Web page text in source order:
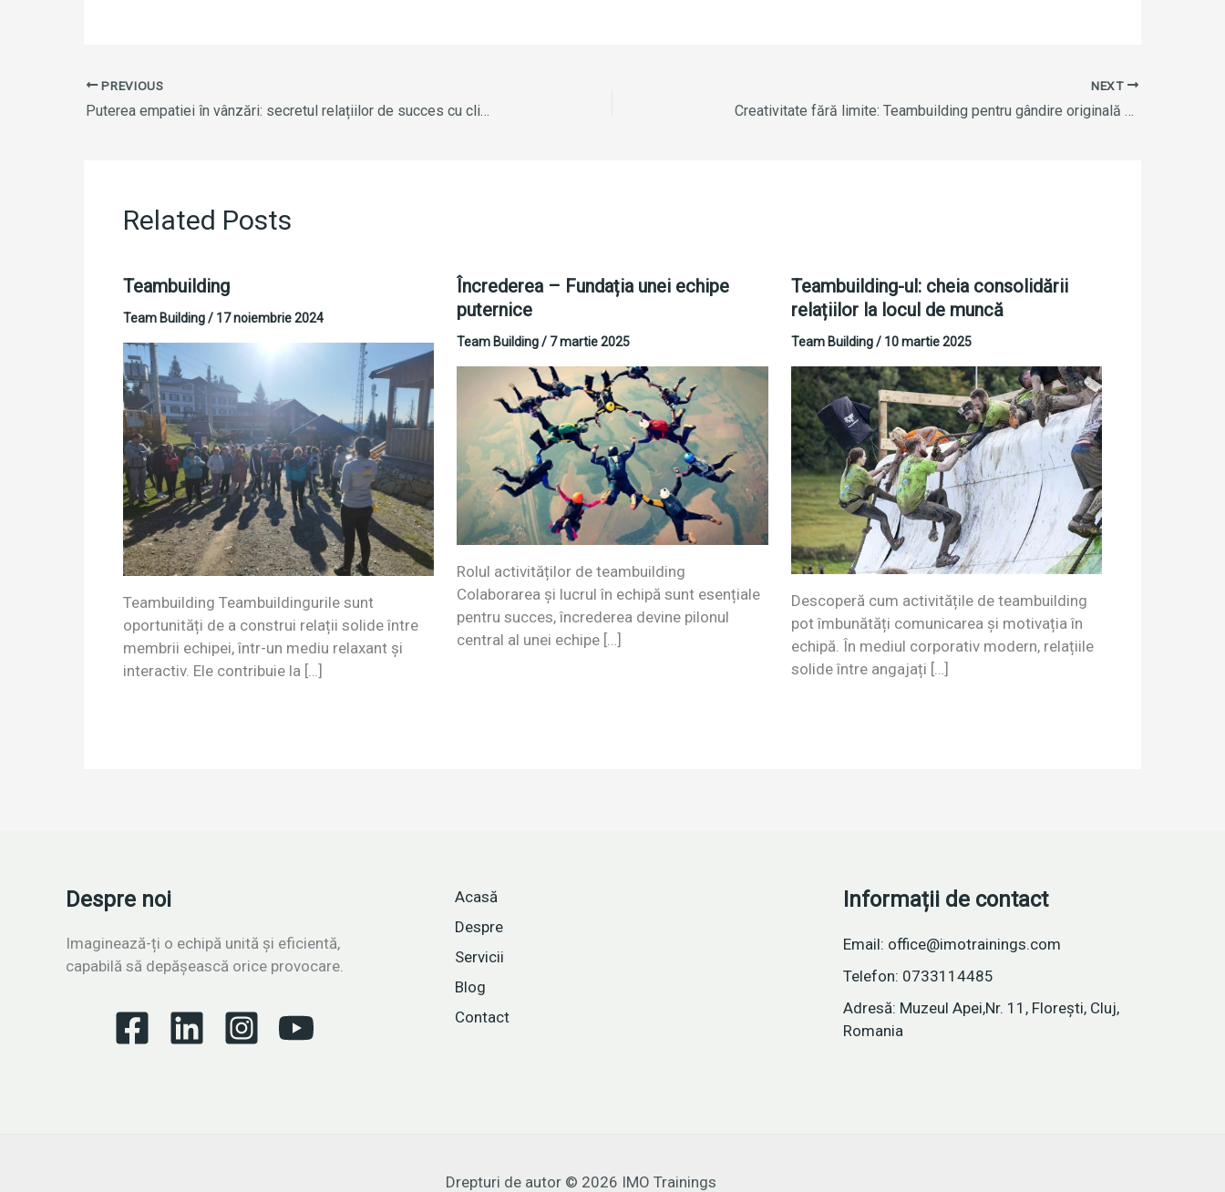
PREVIOUS
Puterea empatiei în vânzări: secretul relațiilor de succes cu clienții
NEXT
Creativitate fără limite: Teambuilding pentru gândire originală și soluționarea provocărilor
Related Posts
Teambuilding
Team Building/ 17 noiembrie 2024
Teambuilding Teambuildingurile sunt
oportunități de a construi relații solide între
membrii echipei, într-un mediu relaxant și
interactiv. Ele contribuie la […]
Încrederea – Fundația unei echipe
puternice
Team Building/ 7 martie 2025
Rolul activităților de teambuilding
Colaborarea și lucrul în echipă sunt esențiale
pentru succes, încrederea devine pilonul
central al unei echipe […]
Teambuilding-ul: cheia consolidării
relațiilor la locul de muncă
Team Building/ 10 martie 2025
Descoperă cum activitățile de teambuilding
pot îmbunătăți comunicarea și motivația în
echipă. În mediul corporativ modern, relațiile
solide între angajați […]
Despre noi
Imaginează-ți o echipă unită și eficientă,
capabilă să depășească orice provocare.
Acasă
Despre
Servicii
Blog
Contact
Informații de contact
Email: office@imotrainings.com
Telefon: 0733114485
Adresă: Muzeul Apei,Nr. 11, Florești, Cluj,
Romania
Drepturi de autor © 2026 IMO Trainings